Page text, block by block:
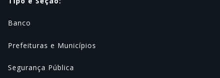
Banco
Prefeituras e Municípios
Segurança Pública